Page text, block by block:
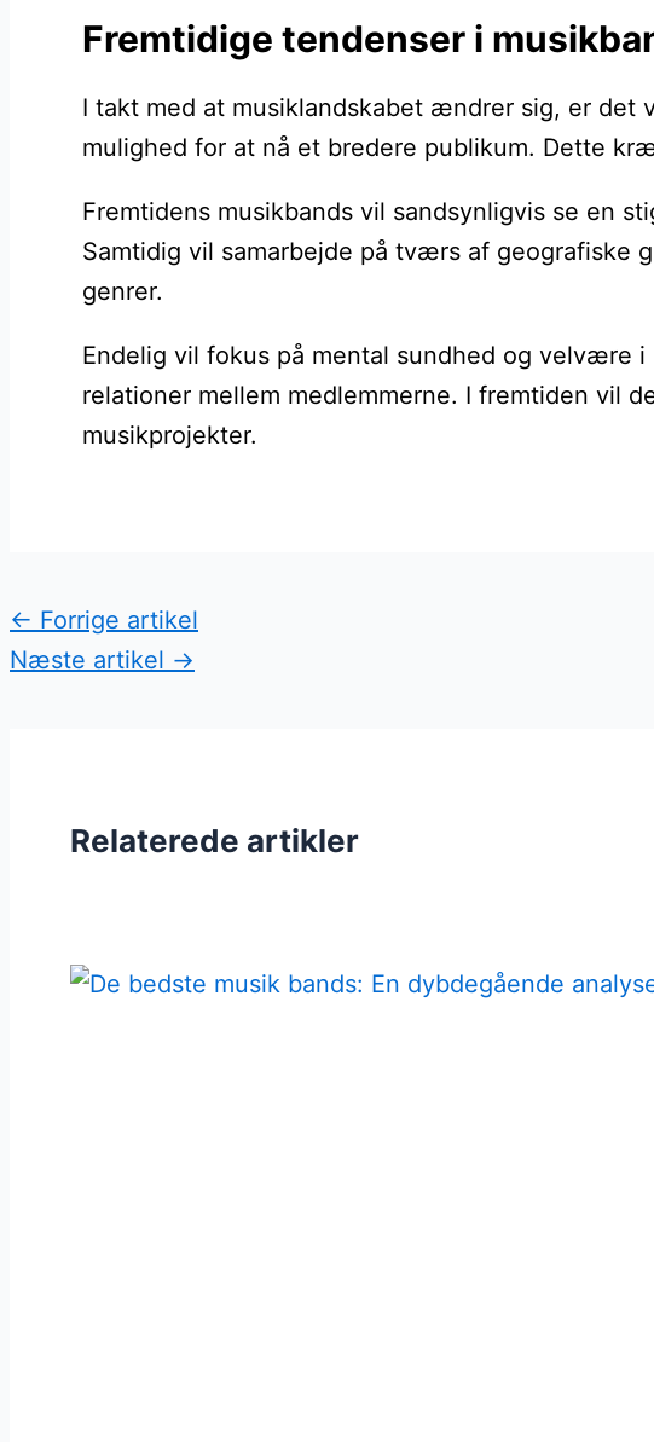
Fremtidige tendenser i
I takt med at musiklandskabet ændrer sig, er det
mulighed for at nå et bredere publikum. Dette
Fremtidens musikbands vil sandsynligvis se en
Samtidig vil samarbejde på tværs af geografiske
genrer.
Endelig vil fokus på mental sundhed og velvære
relationer mellem medlemmerne. I fremtiden vil
musikprojekter.
← Forrige artikel
Næste artikel →
Relaterede artikler